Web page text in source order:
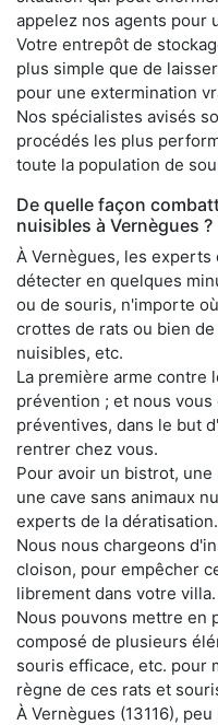
appelez nos agents pour
Votre entrepôt de
plus simple que de
pour une extermination
Nos spécialistes avisés
procédés les plus
toute la population de
De quelle façon
nuisibles à Vernègues ?
À Vernègues, les
détecter en quelques
ou de souris, n'importe
crottes de rats ou bien
nuisibles, etc.
La première arme contre
prévention ; et nous
préventives, dans le but
rentrer chez vous.
Pour avoir un bistrot,
une cave sans animaux
experts de la dératisation.
Nous nous chargeons
cloison, pour empêcher
librement dans votre villa.
Nous pouvons mettre en
composé de plusieurs
souris efficace, etc. pour
règne de ces rats et
À Vernègues (13116),